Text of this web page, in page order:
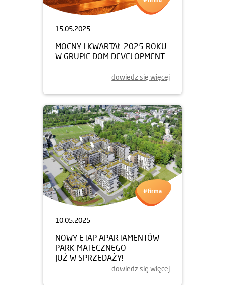
15.05.2025
MOCNY I KWARTAŁ 2025 ROKU
W GRUPIE DOM DEVELOPMENT
dowiedz się więcej
10.05.2025
NOWY ETAP APARTAMENTÓW
PARK MATECZNEGO
JUŻ W SPRZEDAŻY!
dowiedz się więcej